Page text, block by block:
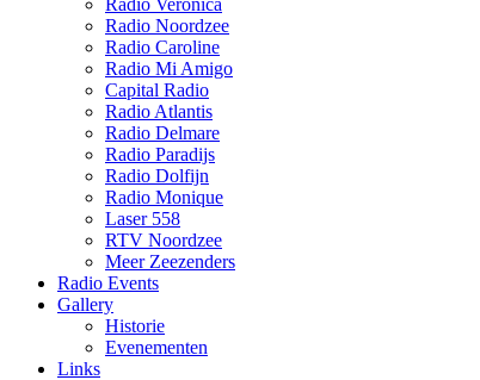
Radio Veronica
Radio Noordzee
Radio Caroline
Radio Mi Amigo
Capital Radio
Radio Atlantis
Radio Delmare
Radio Paradijs
Radio Dolfijn
Radio Monique
Laser 558
RTV Noordzee
Meer Zeezenders
Radio Events
Gallery
Historie
Evenementen
Links